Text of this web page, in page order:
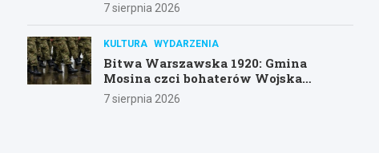
7 sierpnia 2026
KULTURA WYDARZENIA
Bitwa Warszawska 1920: Gmina
Mosina czci bohaterów Wojska
Polskiego
7 sierpnia 2026